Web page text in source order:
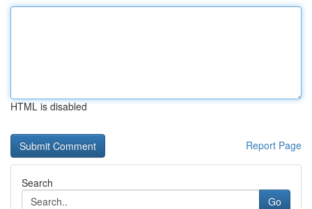
HTML is disabled
Report Page
Search
Go